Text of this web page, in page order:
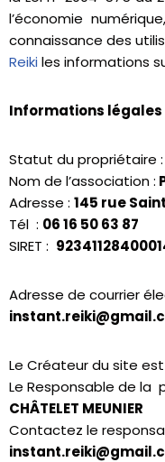
l’économie
connaissance des
Reiki les informations
Informations légales
Statut du propriétaire :
Nom de l’association :
Adresse : 145 rue
Tél : 06 16 50 63 87
SIRET :
Adresse de courrier
Le Créateur du site est
Le Responsable de la
CHÂTELET MEUNIER
Contactez le